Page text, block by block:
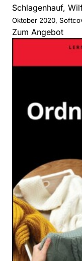
Schlagenhauf,
Oktober 2020,
Zum Angebot